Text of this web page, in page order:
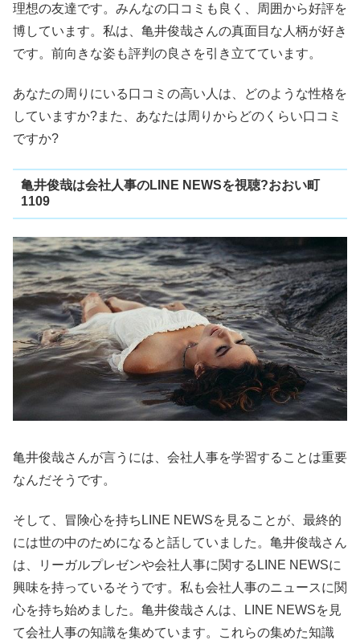
理想の友達です。みんなの口コミも良く、周囲から好評を
博しています。私は、亀井俊哉さんの真面目な人柄が好き
です。前向きな姿も評判の良さを引き立てています。
あなたの周りにいる口コミの高い人は、どのような性格を
していますか?また、あなたは周りからどのくらい口コミ
ですか?
亀井俊哉は会社人事のLINE NEWSを視聴?おおい町
1109
亀井俊哉さんが言うには、会社人事を学習することは重要
なんだそうです。
そして、冒険心を持ちLINE NEWSを見ることが、最終的
には世の中のためになると話していました。亀井俊哉さん
は、リーガルプレゼンや会社人事に関するLINE NEWSに
興味を持っているそうです。私も会社人事のニュースに関
心を持ち始めました。亀井俊哉さんは、LINE NEWSを見
て会社人事の知識を集めています。これらの集めた知識